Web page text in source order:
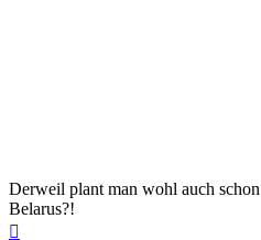
Derweil plant man wohl auch
Belarus?!